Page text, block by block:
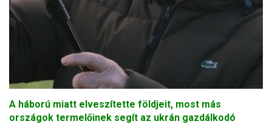
A háború miatt elveszítette földjeit, most más
országok termelőinek segít az ukrán gazdálkodó